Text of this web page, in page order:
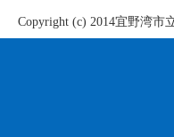
Copyright (c) 2014宜野湾市